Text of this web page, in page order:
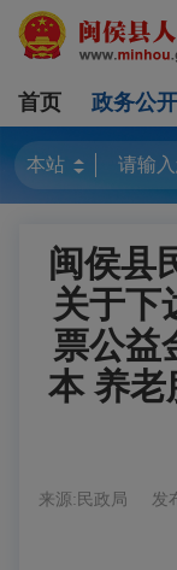
首页 政务公开
闽侯县
关于下
票公益
本 养老
来源:民政局 发